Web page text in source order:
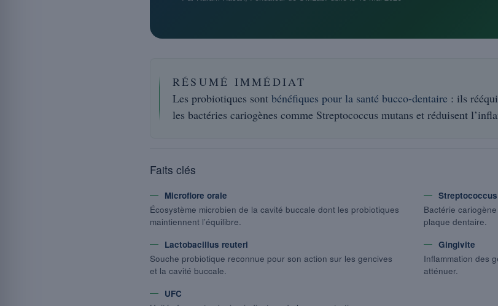
RÉSUMÉ IMMÉDIAT
Les probiotiques sont bénéfiques pour la santé bucco-dentaire : ils
les bactéries cariogènes comme Streptococcus mutans et réduisent
Faits clés
Microflore orale
Écosystème microbien de la cavité buccale dont les probiotiques
maintiennent l’équilibre.
Bactérie
plaque dentaire.
Lactobacillus reuteri
Souche probiotique reconnue pour son action sur les gencives
et la cavité buccale.
Gingivite
Inflammation des
atténuer.
UFC